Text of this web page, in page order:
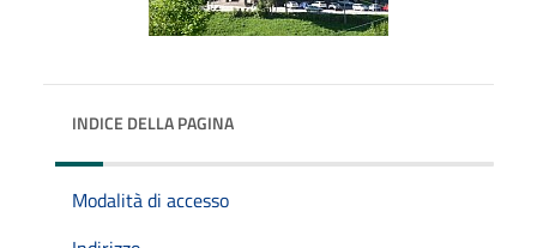
INDICE DELLA PAGINA
Modalità di accesso